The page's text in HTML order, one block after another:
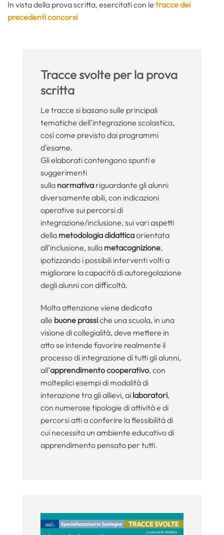
In vista della prova scritta, esercitati con le tracce dei
precedenti concorsi
Tracce svolte per la prova
scritta
Le tracce si basano sulle principali
tematiche dell’integrazione scolastica,
così come previsto dai programmi
d’esame.
Gli elaborati contengono spunti e
suggerimenti
sulla normativariguardante gli alunni
diversamente abili, con indicazioni
operative sui percorsi di
integrazione/inclusione, sui vari aspetti
della metodologia didatticaorientata
all’inclusione, sulla metacognizione,
ipotizzando i possibili interventi volti a
migliorare la capacità di autoregolazione
degli alunni con difficoltà.
Molta attenzione viene dedicata
alle buone prassiche una scuola, in una
visione di collegialità, deve mettere in
atto se intende favorire realmente il
processo di integrazione di tutti gli alunni,
all’apprendimento cooperativo, con
molteplici esempi di modalità di
interazione tra gli allievi, ai laboratori,
con numerose tipologie di attività e di
percorsi atti a conferire la flessibilità di
cui necessita un ambiente educativo di
apprendimento pensato per tutti.